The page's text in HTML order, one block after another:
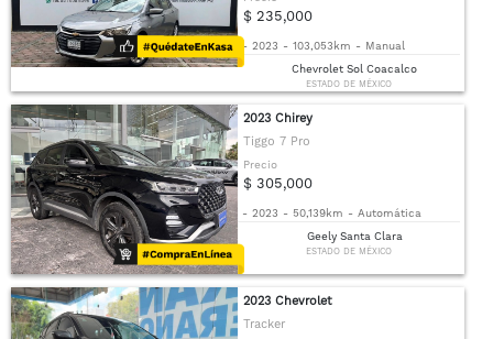
$ 235,000
- 2023 - 103,053km - Manual
Chevrolet Sol Coacalco
ESTADO DE MÉXICO
2023 Chirey
Tiggo 7 Pro
Precio
$ 305,000
- 2023 - 50,139km - Automática
Geely Santa Clara
ESTADO DE MÉXICO
2023 Chevrolet
Tracker